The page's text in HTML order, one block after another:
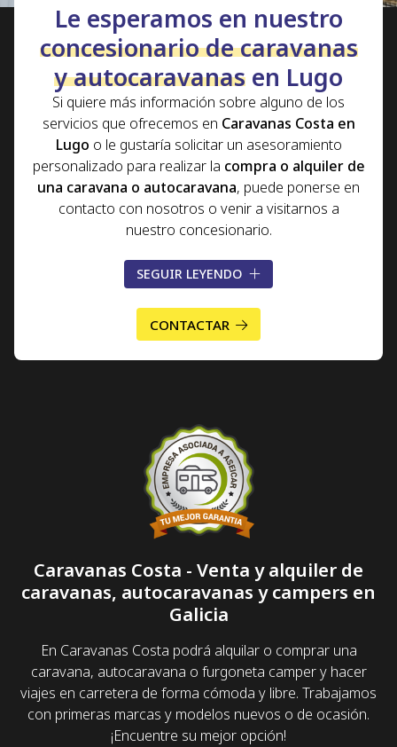
Le esperamos en nuestro
concesionario de caravanas
y autocaravanas en Lugo
Si quiere más información sobre alguno de los
servicios que ofrecemos en Caravanas Costa en
Lugo o le gustaría solicitar un asesoramiento
personalizado para realizar la compra o alquiler de
una caravana o autocaravana, puede ponerse en
contacto con nosotros o venir a visitarnos a
nuestro concesionario.
Gracias a los muchos años de experiencia en el
sector, podemos ofrecer las mejores condiciones
comprar una caravanaoalquilar una
autocaravanaen Galicia.
SEGUIR LEYENDO
CONTACTAR
Caravanas Costa - Venta y alquiler de
caravanas, autocaravanas y campers en
Galicia
En Caravanas Costa podrá alquilar o comprar una
caravana, autocaravana o furgoneta camper y hacer
viajes en carretera de forma cómoda y libre. Trabajamos
con primeras marcas y modelos nuevos o de ocasión.
¡Encuentre su mejor opción!